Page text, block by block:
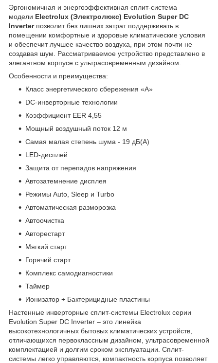
Эргономичная и энергоэффективная сплит-система
модели Electrolux (Электролюкс) Evolution Super DC
Inverter позволит без лишних затрат поддерживать в
помещении комфортные и здоровые климатические условия
и обеспечит лучшее качество воздуха, при этом почти не
создавая шум. Рассматриваемое устройство представлено в
элегантном корпусе с ультрасовременным дизайном.
Особенности и преимущества:
Класс энергетического сбережения «A»
DC-инверторные технологии
Коэффициент EER 4,55
Мощный воздушный поток 12 м
Самая малая степень шума - 19 дБ(А)
LED-дисплей
Защита от перепадов напряжения
Автозатемнение дисплея
Режимы Auto, Sleep и Turbo
Автоматическая разморозка
Автоочистка
Авторестарт
Мягкий старт
Горячий старт
Комплекс самодиагностики
Таймер
Ионизатор + Бактерицидные пластины
Настенные инверторные сплит-системы Electrolux серии
Evolution Super DC Inverter – это линейка
высокотехнологичных бытовых климатических устройств,
отличающихся первоклассным дизайном, ультрасовременной
комплектацией и долгим сроком эксплуатации. Сплит-
системы легко управляются, компактность корпуса позволяет